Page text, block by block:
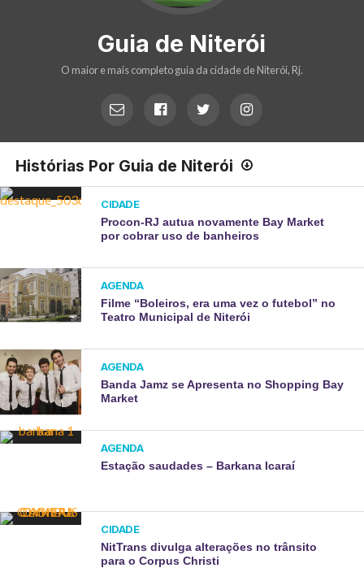
Guia de Niterói
O maior e mais completo guia da cidade de Niterói, Rj.
Histórias Por Guia de Niterói
CIDADE
Procon-RJ autua novamente Bay Market
por cobrar uso de banheiros
AGENDA
Filme “Boleiros, era uma vez o futebol” no
Teatro Municipal de Niterói
AGENDA
Banda Jamz se Apresenta no Shopping Bay
Market
AGENDA
Estação saudades – Barkana Icaraí
CIDADE
NitTrans divulga alterações no trânsito
para o Corpus Christi